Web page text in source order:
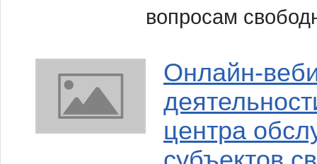
вопросам
Онлайн-
центра